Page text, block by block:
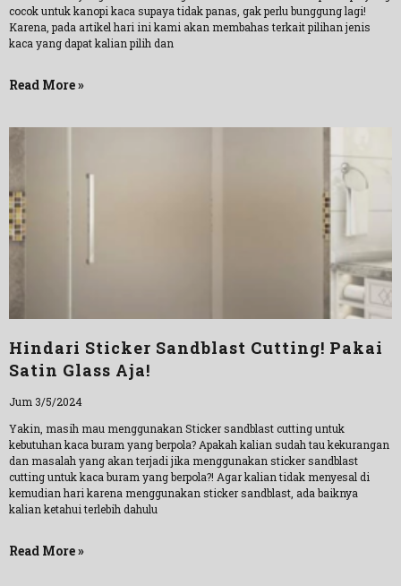
cocok untuk kanopi kaca supaya tidak panas, gak perlu bunggung lagi!
Karena, pada artikel hari ini kami akan membahas terkait pilihan jenis
kaca yang dapat kalian pilih dan
Read More »
Hindari Sticker Sandblast Cutting! Pakai
Satin Glass Aja!
Jum 3/5/2024
Yakin, masih mau menggunakan Sticker sandblast cutting untuk
kebutuhan kaca buram yang berpola? Apakah kalian sudah tau kekurangan
dan masalah yang akan terjadi jika menggunakan sticker sandblast
cutting untuk kaca buram yang berpola?! Agar kalian tidak menyesal di
kemudian hari karena menggunakan sticker sandblast, ada baiknya
kalian ketahui terlebih dahulu
Read More »